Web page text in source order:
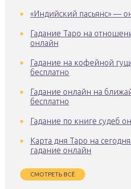
«Индийский пасьянс» —
Гадание Таро на
онлайн
Гадание на кофейной
бесплатно
Гадание онлайн на
бесплатно
Гадание по книге судеб
Карта дня Таро на
гадание онлайн
СМОТРЕТЬ ВСЁ